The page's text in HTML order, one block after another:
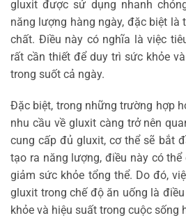
gluxit được sử dụng nhanh
năng lượng hàng ngày, đặc biệt là
chất. Điều này có nghĩa là việc
rất cần thiết để duy trì sức khỏe
trong suốt cả ngày.
Đặc biệt, trong những trường hợp
nhu cầu về gluxit càng trở nên
cung cấp đủ gluxit, cơ thể sẽ bắt
tạo ra năng lượng, điều này có
giảm sức khỏe tổng thể. Do đó,
gluxit trong chế độ ăn uống là
khỏe và hiệu suất trong cuộc sống